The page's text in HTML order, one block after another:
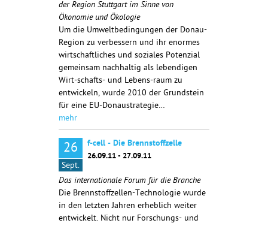
der Region Stuttgart im Sinne von
Ökonomie und Ökologie
Um die Umweltbedingungen der Donau-
Region zu verbessern und ihr enormes
wirtschaftliches und soziales Potenzial
gemeinsam nachhaltig als lebendigen
Wirt-schafts- und Lebens-raum zu
entwickeln, wurde 2010 der Grundstein
für eine EU-Donaustrategie…
mehr
26
Sept.
f-cell - Die Brennstoffzelle
26.09.11 - 27.09.11
Das internationale Forum für die Branche
Die Brennstoffzellen-Technologie wurde
in den letzten Jahren erheblich weiter
entwickelt. Nicht nur Forschungs- und